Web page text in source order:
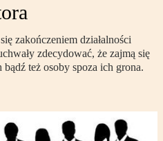
zakończeniem działalności
zdecydować, że zajmą się
też osoby spoza ich grona.